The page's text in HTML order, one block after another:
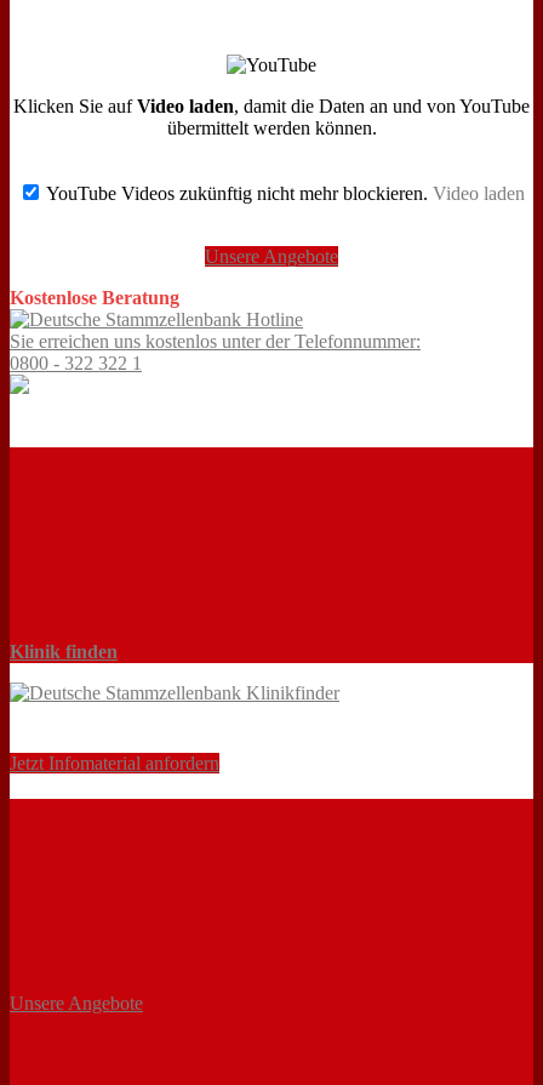
Klicken Sie aufVideo laden, damit die Daten an und von YouTube
übermittelt werden können.
YouTube Videos zukünftig nicht mehr blockieren. Video laden
Unsere Angebote
Kostenlose Beratung
Sie erreichen uns kostenlos unter der Telefonnummer:
0800 - 322 322 1
Klinik finden
Jetzt Infomaterial anfordern
Unsere Angebote